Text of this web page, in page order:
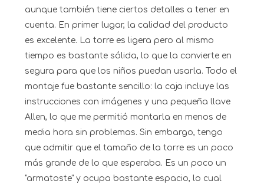
aunque también tiene ciertos detalles a tener en
cuenta. En primer lugar, la calidad del producto
es excelente. La torre es ligera pero al mismo
tiempo es bastante sólida, lo que la convierte en
segura para que los niños puedan usarla. Todo el
montaje fue bastante sencillo: la caja incluye las
instrucciones con imágenes y una pequeña llave
Allen, lo que me permitió montarla en menos de
media hora sin problemas. Sin embargo, tengo
que admitir que el tamaño de la torre es un poco
más grande de lo que esperaba. Es un poco un
"armatoste" y ocupa bastante espacio, lo cual